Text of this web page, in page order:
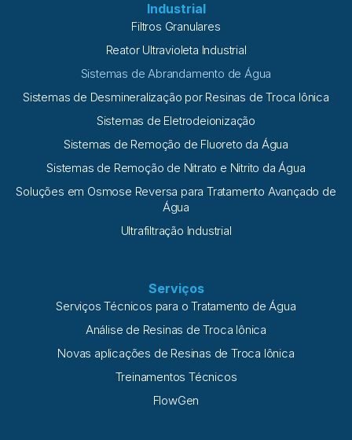
Industrial
Filtros Granulares
Reator Ultravioleta Industrial
Sistemas de Abrandamento de Água
Sistemas de Desmineralização por Resinas de Troca Iônica
Sistemas de Eletrodeionização
Sistemas de Remoção de Fluoreto da Água
Sistemas de Remoção de Nitrato e Nitrito da Água
Soluções em Osmose Reversa para Tratamento Avançado de
Água
Ultrafiltração Industrial
Serviços
Serviços Técnicos para o Tratamento de Água
Análise de Resinas de Troca Iônica
Novas aplicações de Resinas de Troca Iônica
Treinamentos Técnicos
FlowGen